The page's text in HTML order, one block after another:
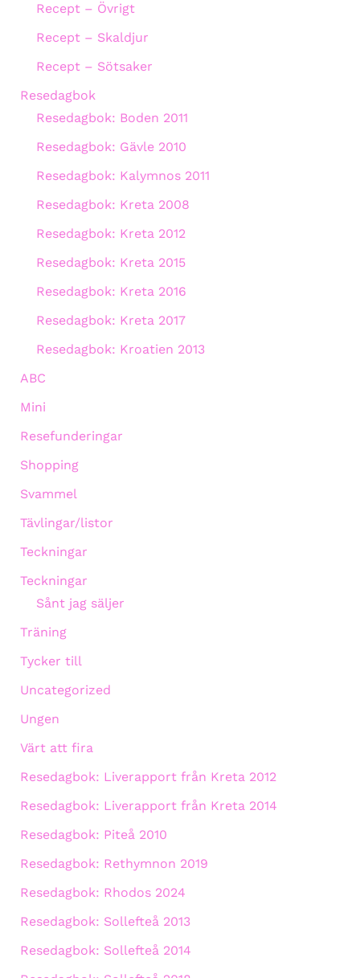
Recept – Övrigt
Recept – Skaldjur
Recept – Sötsaker
Resedagbok
Resedagbok: Boden 2011
Resedagbok: Gävle 2010
Resedagbok: Kalymnos 2011
Resedagbok: Kreta 2008
Resedagbok: Kreta 2012
Resedagbok: Kreta 2015
Resedagbok: Kreta 2016
Resedagbok: Kreta 2017
Resedagbok: Kroatien 2013
ABC
Mini
Resefunderingar
Shopping
Svammel
Tävlingar/listor
Teckningar
Teckningar
Sånt jag säljer
Träning
Tycker till
Uncategorized
Ungen
Värt att fira
Resedagbok: Liverapport från Kreta 2012
Resedagbok: Liverapport från Kreta 2014
Resedagbok: Piteå 2010
Resedagbok: Rethymnon 2019
Resedagbok: Rhodos 2024
Resedagbok: Sollefteå 2013
Resedagbok: Sollefteå 2014